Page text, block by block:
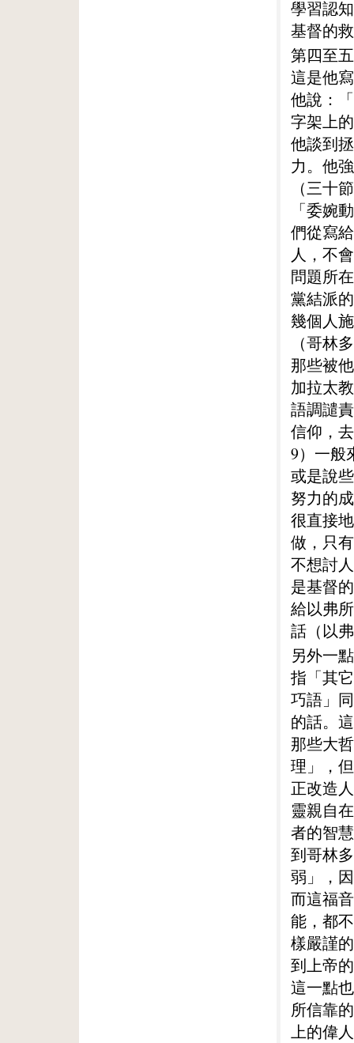
學習認
基督的
第四至
這是他
他說：
字架上
他談到
力。他
（三十
「委婉
們從寫
人，不
問題所
黨結派
幾個人
（哥林
那些被
加拉太
語調譴
信仰，
9）一般
或是說
努力的
很直接
做，只
不想討
是基督
給以弗
話（以
另外一
指「其
巧語」
的話。
那些大
理」，
正改造
靈親自
者的智
到哥林
弱」，
而這福
能，都
樣嚴謹
到上帝
這一點
所信靠
上的偉